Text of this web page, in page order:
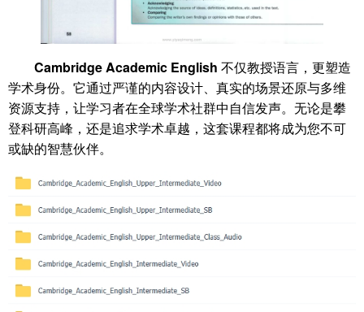
Cambridge Academic English 不仅教授语言，更塑造
学术身份。它通过严谨的内容设计、真实的场景还原与多维
资源支持，让学习者在全球学术社群中自信发声。无论是攀
登科研高峰，还是追求学术卓越，这套课程都将成为您不可
或缺的智慧伙伴。